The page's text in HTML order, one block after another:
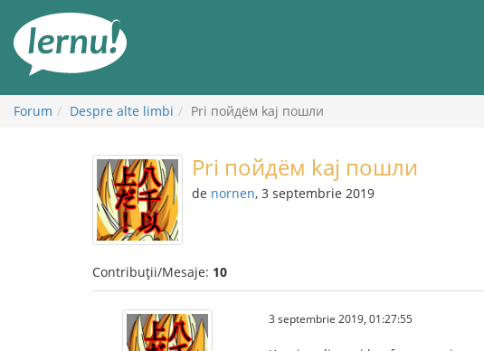
conținut
Forum Despre alte limbi Pri пойдём kaj пошли
Pri пойдём kaj пошли
de nornen, 3 septembrie 2019
Contribuții/Mesaje: 10
3 septembrie 2019, 01:27:55